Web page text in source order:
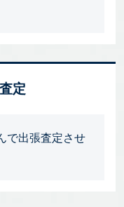
定
で出張査定させ